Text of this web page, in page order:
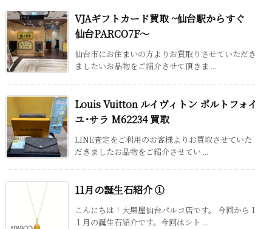
VJAギフトカード買取 ~仙台駅からすぐ
仙台PARCO7F～
仙台市にお住まいの方よりお買取りさせていただき
ましたいお品物をご紹介させて頂きま ...
Louis Vuitton ルイヴィトン ポルトフォイ
ユ･サラ M62234 買取
LINE査定をご利用のお客様よりお買取させていた
だきましたお品物をご紹介させてい ...
11月の誕生石紹介 ①
こんにちは！大黒屋仙台パルコ店です。 今回から１
１月の誕生石紹介です。今回はシト ...